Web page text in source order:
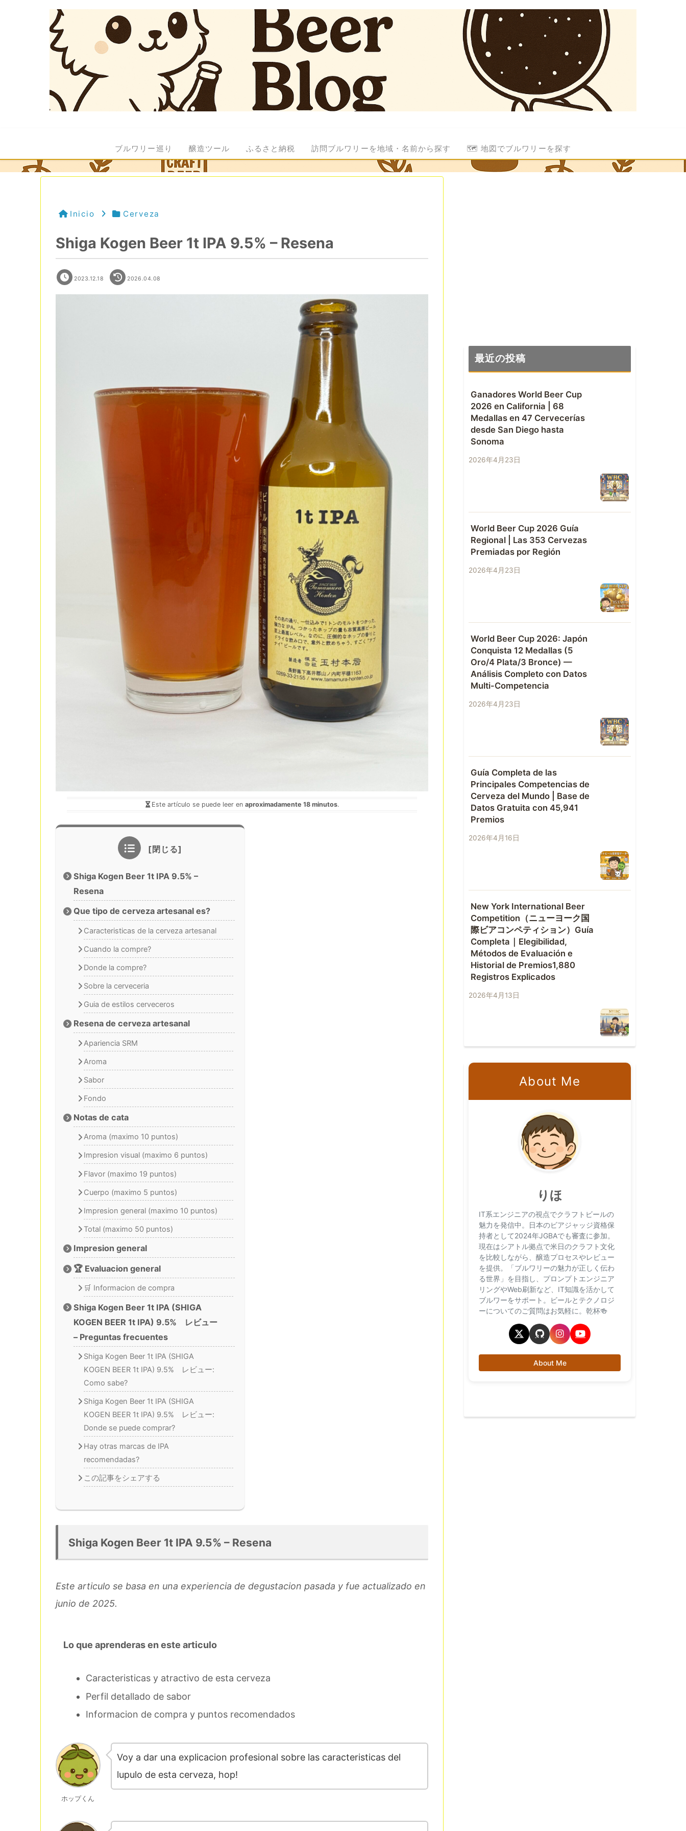
ブルワリー巡り 醸造ツール ふるさと納税 訪問ブルワリーを地域・名前から探す 🗺️ 地図でブルワリーを探す
Inicio Cerveza
Shiga Kogen Beer 1t IPA 9.5% – Resena
2023.12.18 2026.04.08
Este artículo se puede leer en aproximadamente 18 minutos.
Shiga Kogen Beer 1t IPA 9.5% –
Resena
Que tipo de cerveza artesanal es?
Caracteristicas de la cerveza artesanal
Cuando la compre?
Donde la compre?
Sobre la cerveceria
Guia de estilos cerveceros
Resena de cerveza artesanal
Apariencia SRM
Aroma
Sabor
Fondo
Notas de cata
Aroma (maximo 10 puntos)
Impresion visual (maximo 6 puntos)
Flavor (maximo 19 puntos)
Cuerpo (maximo 5 puntos)
Impresion general (maximo 10 puntos)
Total (maximo 50 puntos)
Impresion general
🏆 Evaluacion general
🛒 Informacion de compra
Shiga Kogen Beer 1t IPA (SHIGA
KOGEN BEER 1t IPA) 9.5% レビュー
– Preguntas frecuentes
Shiga Kogen Beer 1t IPA (SHIGA
KOGEN BEER 1t IPA) 9.5% レビュー:
Como sabe?
Shiga Kogen Beer 1t IPA (SHIGA
KOGEN BEER 1t IPA) 9.5% レビュー:
Donde se puede comprar?
Hay otras marcas de IPA
recomendadas?
この記事をシェアする
Shiga Kogen Beer 1t IPA 9.5% – Resena
Este articulo se basa en una experiencia de degustacion pasada y fue actualizado en
junio de 2025.
Lo que aprenderas en este articulo
Caracteristicas y atractivo de esta cerveza
Perfil detallado de sabor
Informacion de compra y puntos recomendados
ホップくん
Voy a dar una explicacion profesional sobre las caracteristicas del
lupulo de esta cerveza, hop!
最近の投稿
Ganadores World Beer Cup
2026 en California | 68
Medallas en 47 Cervecerías
desde San Diego hasta
Sonoma
2026年4月23日
World Beer Cup 2026 Guía
Regional | Las 353 Cervezas
Premiadas por Región
2026年4月23日
World Beer Cup 2026: Japón
Conquista 12 Medallas (5
Oro/4 Plata/3 Bronce) —
Análisis Completo con Datos
Multi-Competencia
2026年4月23日
Guía Completa de las
Principales Competencias de
Cerveza del Mundo | Base de
Datos Gratuita con 45,941
Premios
2026年4月16日
New York International Beer
Competition（ニューヨーク国
際ビアコンペティション）Guía
Completa｜Elegibilidad,
Métodos de Evaluación e
Historial de Premios1,880
Registros Explicados
2026年4月13日
About Me
りほ
IT系エンジニアの視点でクラフトビールの
魅力を発信中。日本のビアジャッジ資格保
持者として2024年JGBAでも審査に参加。
現在はシアトル拠点で米日のクラフト文化
を比較しながら、醸造プロセスやレビュー
を提供。「ブルワリーの魅力が正しく伝わ
る世界」を目指し、プロンプトエンジニア
リングやWeb刷新など、IT知識を活かして
ブルワーをサポート。ビールとテクノロジ
ーについてのご質問はお気軽に。乾杯🍻
About Me